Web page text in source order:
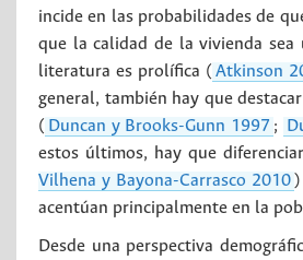
incide en las probabilidades de
que la calidad de la vivienda
literatura es prolífica ( Atkinson
general, también hay que
( Duncan y Brooks-Gunn 1997 ;
estos últimos, hay que
Vilhena y Bayona-Carrasco 2010
acentúan principalmente en la
Desde una perspectiva